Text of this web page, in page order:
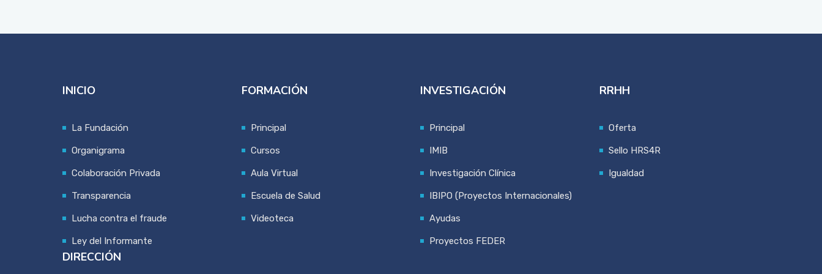
INICIO
La Fundación
Organigrama
Colaboración Privada
Transparencia
Lucha contra el fraude
Ley del Informante
FORMACIÓN
Principal
Cursos
Aula Virtual
Escuela de Salud
Videoteca
INVESTIGACIÓN
Principal
IMIB
Investigación Clínica
IBIPO (Proyectos Internacionales)
Ayudas
Proyectos FEDER
RRHH
Oferta
Sello HRS4R
Igualdad
DIRECCIÓN